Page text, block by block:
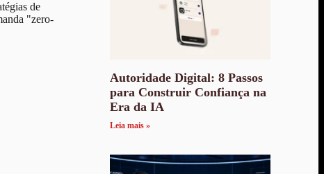
de
"zero-
Autoridade Digital: 8 Passos
para Construir Confiança na
Era da IA
Leia mais »